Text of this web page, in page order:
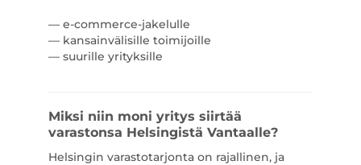
— e-commerce-jakelulle
— kansainvälisille toimijoille
— suurille yrityksille
Miksi niin moni yritys siirtää
varastonsa Helsingistä Vantaalle?
Helsingin varastotarjonta on rajallinen, ja